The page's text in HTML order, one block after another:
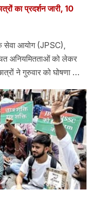
का प्रदर्शन जारी, 10
आयोग (JPSC),
अनियमितताओं को लेकर
ने गुरुवार को घोषणा की